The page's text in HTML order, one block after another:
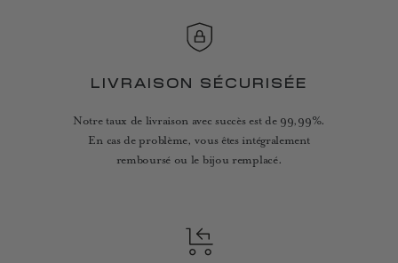
LIVRAISON SÉCURISÉE
Notre taux de livraison avec succès est de 99,99%.
En cas de problème, vous êtes intégralement
remboursé ou le bijou remplacé.